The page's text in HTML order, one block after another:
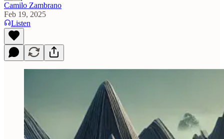
Camilo Zambrano
Feb 19, 2025
Listen